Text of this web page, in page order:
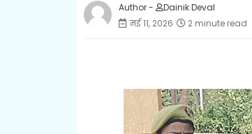
Author -
Dainik Deval
मई 11, 2026
2 minute read